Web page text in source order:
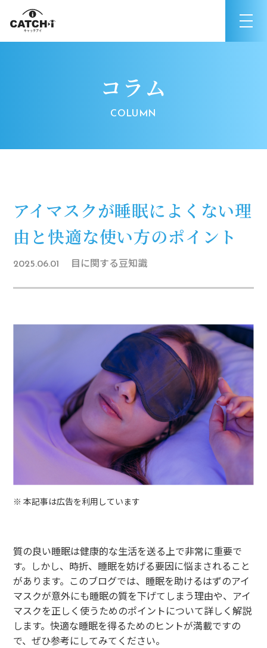
コラム
アイマスクが睡眠によくない理
由と快適な使い方のポイント
2025.06.01 目に関する豆知識
※ 本記事は広告を利用しています
質の良い睡眠は健康的な生活を送る上で非常に重要で
す。しかし、時折、睡眠を妨げる要因に悩まされること
があります。このブログでは、睡眠を助けるはずのアイ
マスクが意外にも睡眠の質を下げてしまう理由や、アイ
マスクを正しく使うためのポイントについて詳しく解説
します。快適な睡眠を得るためのヒントが満載ですの
で、ぜひ参考にしてみてください。